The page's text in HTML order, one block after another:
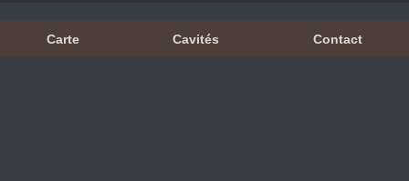
Carte Cavités Contact